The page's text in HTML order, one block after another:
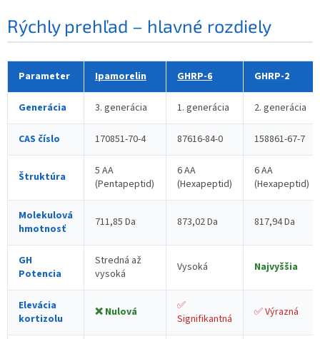
Rýchly prehľad – hlavné rozdiely
Parameter Ipamorelin GHRP-6 GHRP-2
Generácia 3. generácia 1. generácia 2. generácia
CAS číslo 170851-70-4 87616-84-0 158861-67-7
Štruktúra
5 AA
(Pentapeptid)
6 AA
(Hexapeptid)
6 AA
(Hexapeptid)
Molekulová
hmotnosť
711,85 Da 873,02 Da 817,94 Da
GH
Potencia
Stredná až
vysoká
Vysoká Najvyššia
Elevácia
kortizolu
❌ Nulová
✅
Signifikantná
✅ Výrazná